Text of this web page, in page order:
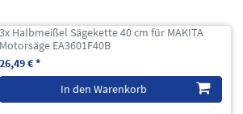
3x Halbmeißel Sägekette 40 cm für MAKITA
Motorsäge EA3601F40B
26,49 € *
In den Warenkorb